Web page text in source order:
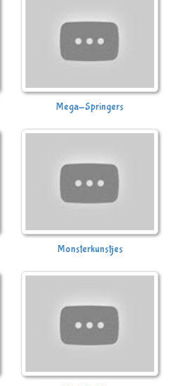
Mega-Springers
Monsterkunstjes